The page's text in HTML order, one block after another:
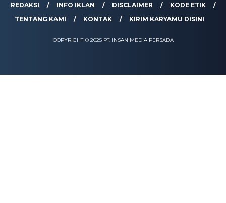
REDAKSI INFO IKLAN DISCLAIMER
KODE ETIK
TENTANG KAMI
KONTAK KIRIM KARYAMU DISINI
COPYRIGHT © 2025 PT. INSAN MEDIA PERSADA